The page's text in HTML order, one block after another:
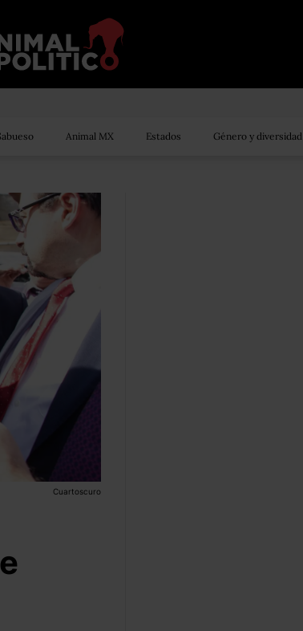
Animal MX Estados Género y diversidad
Cuartoscuro